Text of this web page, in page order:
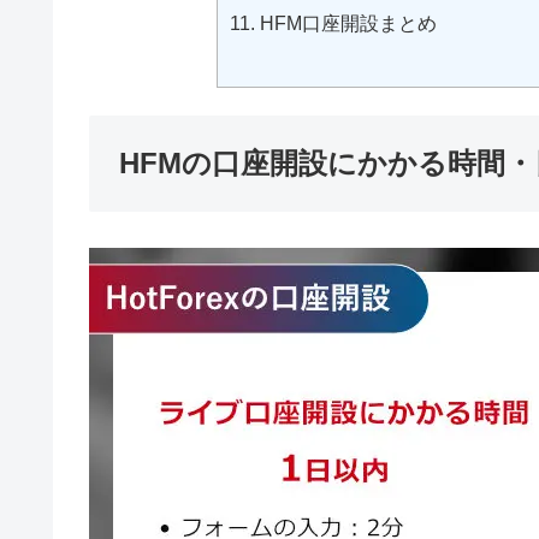
HFM口座開設まとめ
HFMの口座開設にかかる時間